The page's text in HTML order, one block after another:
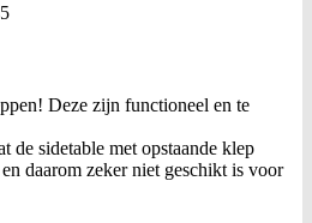
Deze zijn functioneel en te
de sidetable met opstaande klep
daarom zeker niet geschikt is voor